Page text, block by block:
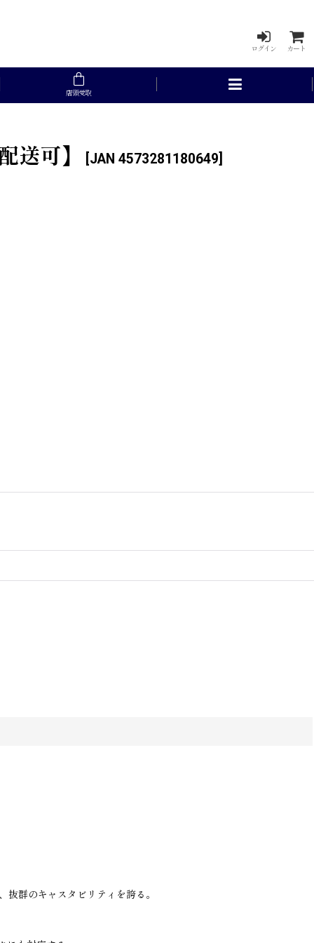
ログイン カート
店頭受取
送可】 JAN 4573281180649
群のキャスタビリティを誇る。